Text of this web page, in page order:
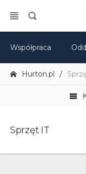
Współpraca
Hurton.pl
Sprzęt IT